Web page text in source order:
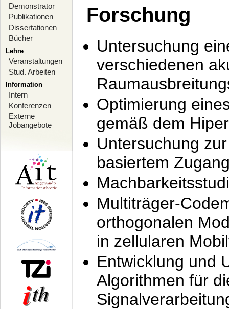
Demonstrator
Publikationen
Dissertationen
Bücher
Lehre
Veranstaltungen
Stud. Arbeiten
Information
Intern
Konferenzen
Externe
Jobangebote
Forschung
Untersuchung
verschiedenen
Optimierung
gemäß dem
Untersuchung
basiertem
Multiträger-
orthogonalen
in zellularen
Entwicklung und
Algorithmen für